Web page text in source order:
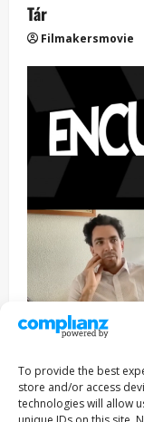
To provide the best
store and/or access
technologies will allow
Tár
Filmakersmovie
Entrevista
ENCUENTROS
RIVEROLL